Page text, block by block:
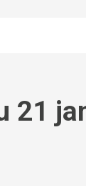
21